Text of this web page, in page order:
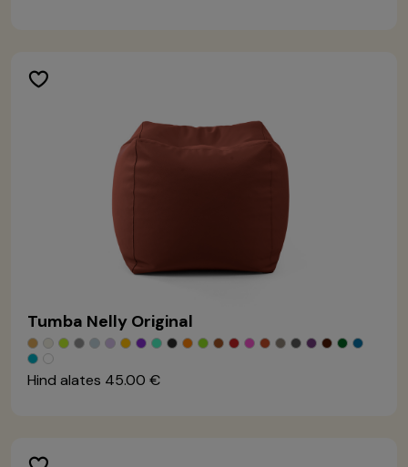
Tumba Nelly Original
Hind alates 45.00 €